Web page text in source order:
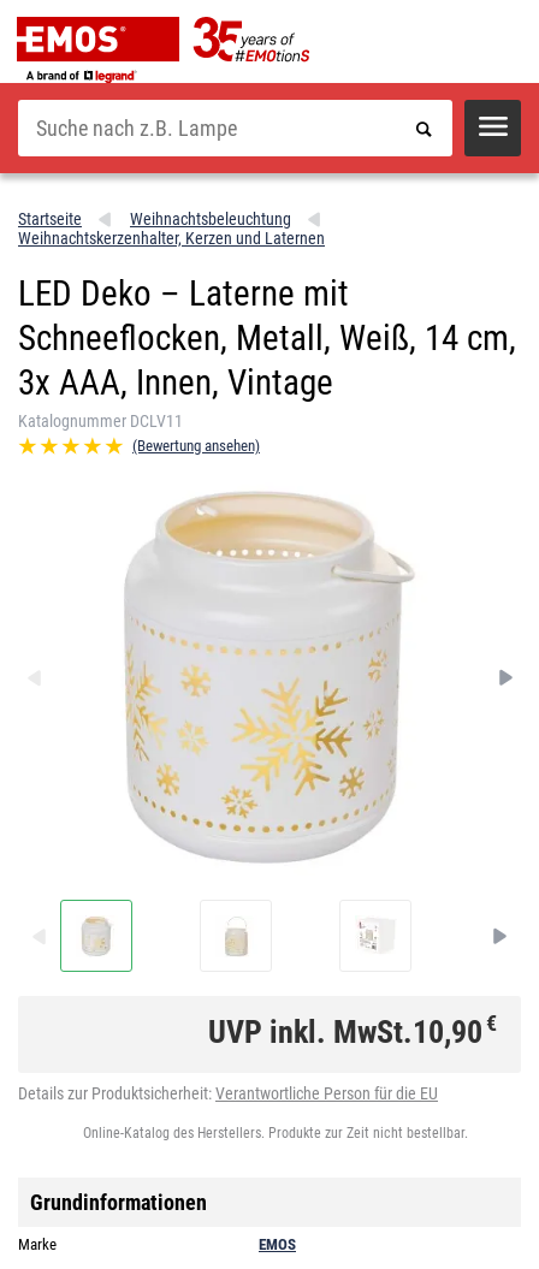
Suche
Startseite
Weihnachtsbeleuchtung
Weihnachtskerzenhalter, Kerzen und Laternen
LED Deko – Laterne mit
Schneeflocken, Metall, Weiß, 14 cm,
3x AAA, Innen, Vintage
Katalognummer DCLV11
(Bewertung ansehen)
UVP inkl. MwSt.10,90€
Details zur Produktsicherheit:Verantwortliche Person für die EU
Online-Katalog des Herstellers. Produkte zur Zeit nicht bestellbar.
Grundinformationen
Marke
EMOS